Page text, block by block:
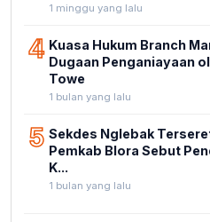
1 minggu yang lalu
4 Kuasa Hukum Branch
Dugaan Penganiayaan
Towe
1 bulan yang lalu
5 Sekdes Nglebak
Pemkab Blora Sebut
K...
1 bulan yang lalu